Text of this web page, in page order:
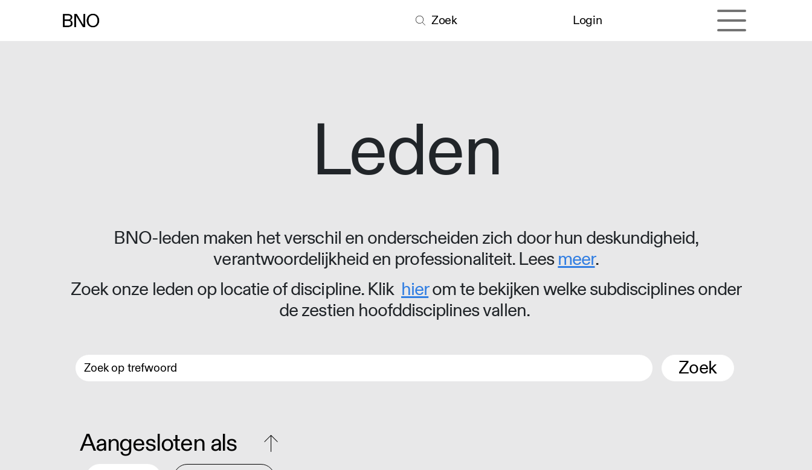
Zoek Login
Leden
BNO-leden maken het verschil en onderscheiden zich door hun deskundigheid,
verantwoordelijkheid en professionaliteit. Leesmeer.
Zoek onze leden op locatie of discipline. Klik hierom te bekijken welke subdisciplines onder
de zestien hoofddisciplines vallen.
Zoek
Aangesloten als